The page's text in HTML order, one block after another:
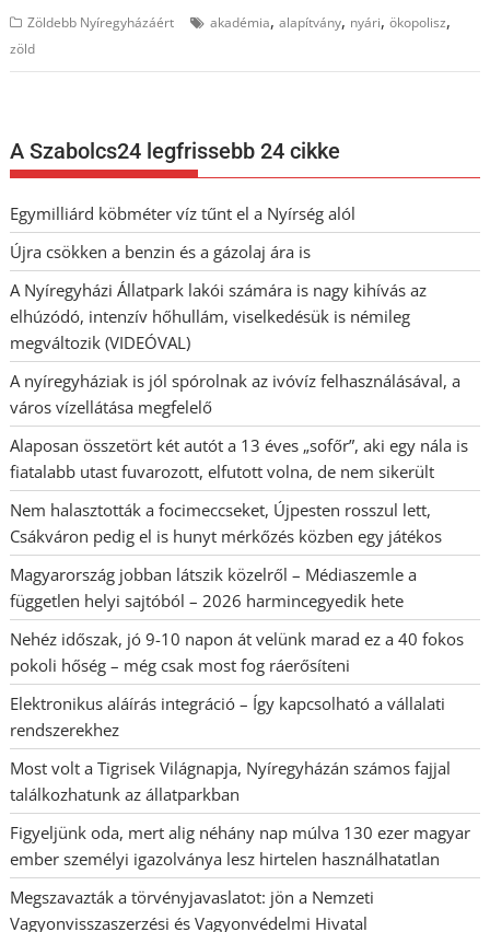
Zöldebb Nyíregyházáért akadémia,alapítvány, nyári,ökopolisz,
zöld
A Szabolcs24 legfrissebb 24 cikke
Egymilliárd köbméter víz tűnt el a Nyírség alól
Újra csökken a benzin és a gázolaj ára is
A Nyíregyházi Állatpark lakói számára is nagy kihívás az
elhúzódó, intenzív hőhullám, viselkedésük is némileg
megváltozik (VIDEÓVAL)
A nyíregyháziak is jól spórolnak az ivóvíz felhasználásával, a
város vízellátása megfelelő
Alaposan összetört két autót a 13 éves „sofőr”, aki egy nála is
fiatalabb utast fuvarozott, elfutott volna, de nem sikerült
Nem halasztották a focimeccseket, Újpesten rosszul lett,
Csákváron pedig el is hunyt mérkőzés közben egy játékos
Magyarország jobban látszik közelről – Médiaszemle a
független helyi sajtóból – 2026 harmincegyedik hete
Nehéz időszak, jó 9-10 napon át velünk marad ez a 40 fokos
pokoli hőség – még csak most fog ráerősíteni
Elektronikus aláírás integráció – Így kapcsolható a vállalati
rendszerekhez
Most volt a Tigrisek Világnapja, Nyíregyházán számos fajjal
találkozhatunk az állatparkban
Figyeljünk oda, mert alig néhány nap múlva 130 ezer magyar
ember személyi igazolványa lesz hirtelen használhatatlan
Megszavazták a törvényjavaslatot: jön a Nemzeti
Vagyonvisszaszerzési és Vagyonvédelmi Hivatal